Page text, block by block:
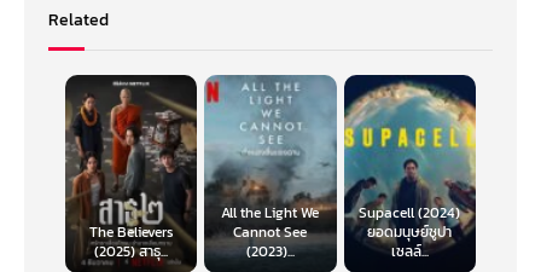
Related
The Believers
(2025) สาธุ...
All the Light We
Cannot See
(2023)...
Supacell (2024)
ยอดมนุษย์ซูปา
เซลล์...